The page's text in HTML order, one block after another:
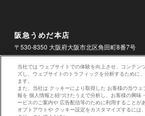
阪急うめだ本店
〒530-8350 大阪府大阪市北区角田町8番7号
電話06-6361-1381
お問合せ
当社では ウェブサイトでの体験を向上させ、コンテン
ズし、ウェブサイトのトラフィックを分析するために
ます。
また、当社は クッキーにより取得した お客様の当ウ
報を 個人情報と紐づけたうえで分析し、お客様の興味
ービスのご案内や 広告配信等のために利用することが
オプトアウトや クッキー設定をカスタマイズするには